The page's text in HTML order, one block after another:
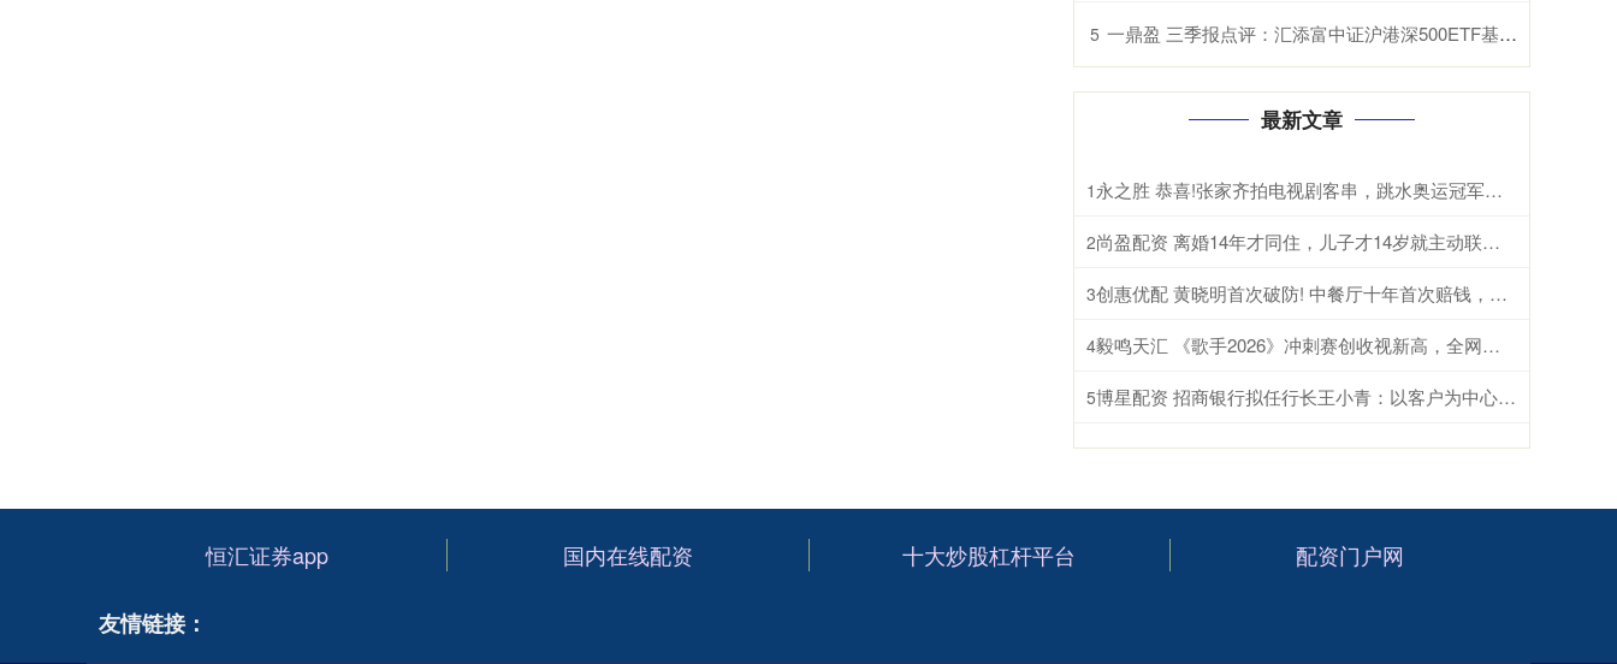
5 一鼎盈 三季报点评：汇添富中证沪港深500ETF基金季度涨幅17.99%
最新文章
1 永之胜 恭喜!张家齐拍电视剧客串，跳水奥运冠军转型，变全红婵哥哥搭档
2 尚盈配资 离婚14年才同住，儿子才14岁就主动联系父亲，潘粤明终于赢了
3 创惠优配 黄晓明首次破防! 中餐厅十年首次赔钱，被一人硬生生坑惨
4 毅鸣天汇 《歌手2026》冲刺赛创收视新高，全网传播量达453.9亿次
5 博星配资 招商银行拟任行长王小青：以客户为中心 保持“四个定力”
恒汇证券app 国内在线配资 十大炒股杠杆平台 配资门户网
友情链接：